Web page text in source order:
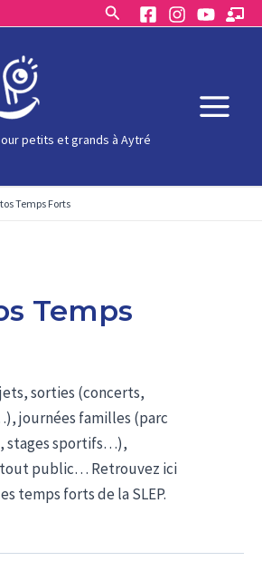
Rechercher
petits et grands à Aytré
Main
Temps Forts
Temps
sorties (concerts,
journées familles (parc
stages sportifs…),
public… Retrouvez ici
temps forts de la SLEP.